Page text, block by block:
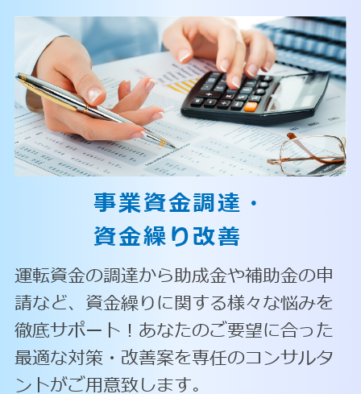
事業資金調達・
資金繰り改善
運転資金の調達から助成金や補助金の申
請など、資金繰りに関する様々な悩みを
徹底サポート！あなたのご要望に合った
最適な対策・改善案を専任のコンサルタ
ントがご用意致します。